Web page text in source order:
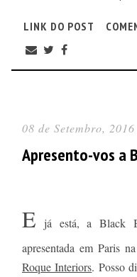
LINK DO POST
08 de Setembro, 2016
Apresento-vos a
E já está, a Black
apresentada em Paris
Roque Interiors. Posso